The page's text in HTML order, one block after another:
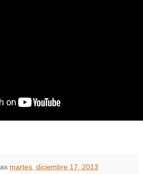
martes, diciembre 17, 2013